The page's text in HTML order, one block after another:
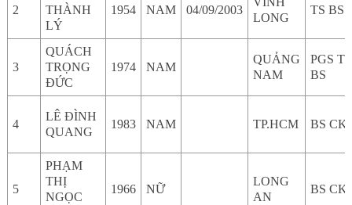
2
THÀNH
LÝ
1954 NAM 04/09/2003
LONG
TS BS
3
QUÁCH
TRỌNG
ĐỨC
1974 NAM
QUẢNG
NAM
PGS TS
BS
4
LÊ ĐÌNH
QUANG
1983 NAM TP.HCM BS
5
PHẠM
THỊ
NGỌC
1966 NỮ
LONG
AN
BS CK